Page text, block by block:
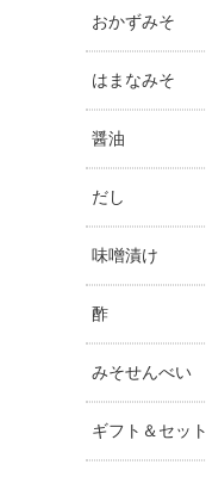
おかずみそ
はまなみそ
醤油
だし
味噌漬け
酢
みそせんべい
ギフト＆セット